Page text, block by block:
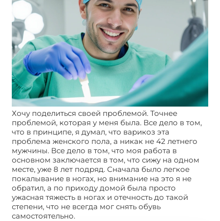
Хочу поделиться своей проблемой. Точнее
проблемой, которая у меня была. Все дело в том,
что в принципе, я думал, что варикоз эта
проблема женского пола, а никак не 42 летнего
мужчины. Все дело в том, что моя работа в
основном заключается в том, что сижу на одном
месте, уже 8 лет подряд. Сначала было легкое
покалывание в ногах, но внимание на это я не
обратил, а по приходу домой была просто
ужасная тяжесть в ногах и отечность до такой
степени, что не всегда мог снять обувь
самостоятельно.